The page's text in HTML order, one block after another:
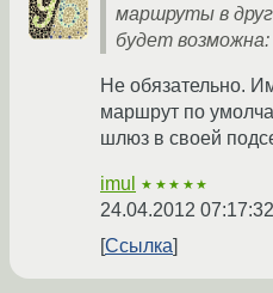
маршруты в
будет возможна:
Не обязательно.
маршрут по
шлюз в своей
imul ★★★★★
24.04.2012
Ссылка